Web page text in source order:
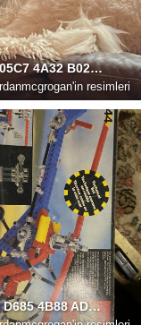
3D6B9402 05C7 4A32 B02E 07369B661F41
resimleri
B3C5FDC0 D685 4B88 AD2B 0A632209E8D8